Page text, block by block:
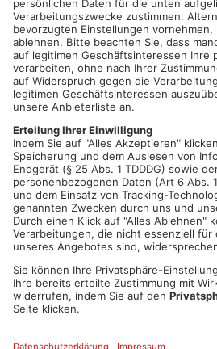
COPYRIGHT GETTYIMAGES
SAILAUF. Ein bislang noch
Mittwochabend mit einem weißen
Hauswand in der Hauptstraße
einfach weitergefahren, ohne seinen
Verpflichtungen nachzukommen. Ein
hatte den Verkehrsunfall gegen 22.15
daraufhin sofort die Polizei
Der Sachschaden, der an der
sich nach ersten Schätzungen auf
Die Polizei fahndet derzeit noch nach
Verursacherfahrzeug, bei dem es
Zeugen um einen weißen VW mit
saß, hofft die Polizei nun auch auf